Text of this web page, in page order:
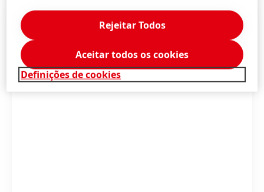
Definições de cookies
Rejeitar Todos
Aceitar todos os cookies